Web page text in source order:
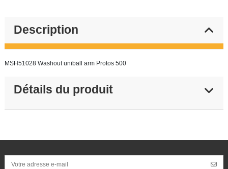
Description
MSH51028 Washout uniball arm Protos 500
Détails du produit